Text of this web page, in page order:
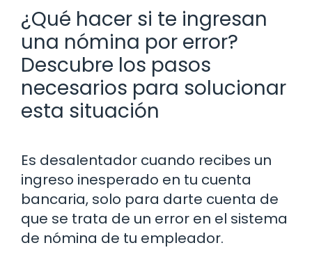
¿Qué hacer si te ingresan
una nómina por error?
Descubre los pasos
necesarios para solucionar
esta situación
Es desalentador cuando recibes un
ingreso inesperado en tu cuenta
bancaria, solo para darte cuenta de
que se trata de un error en el sistema
de nómina de tu empleador.